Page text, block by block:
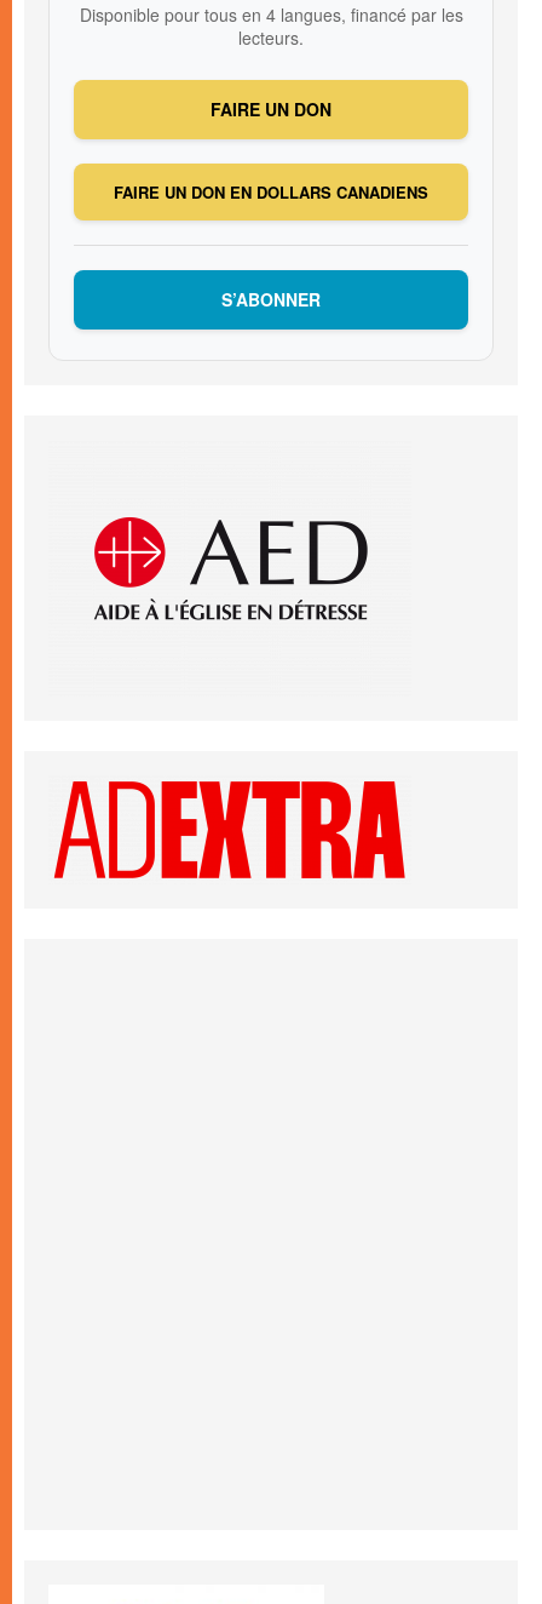
Disponible pour tous en 4 langues, financé par les
lecteurs.
FAIRE UN DON
FAIRE UN DON EN DOLLARS CANADIENS
S’ABONNER